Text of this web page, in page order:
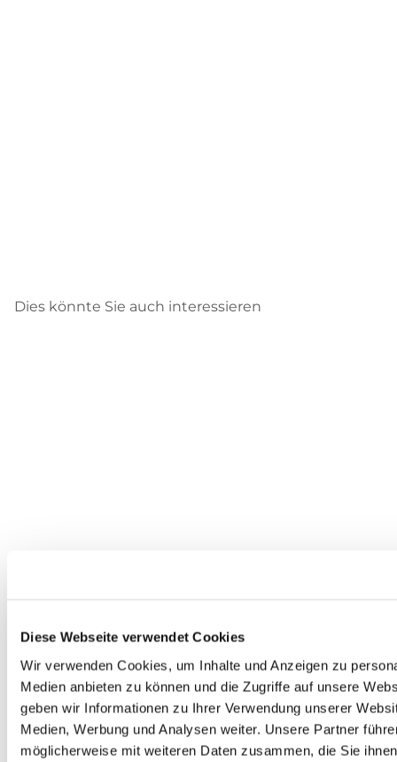
Diese Webseite verwendet Cookies
Wir verwenden Cookies, um Inhalte und Anzeigen zu
Medien anbieten zu können und die Zugriffe auf unsere
geben wir Informationen zu Ihrer Verwendung unserer
Medien, Werbung und Analysen weiter. Unsere Partner
möglicherweise mit weiteren Daten zusammen, die Sie
Dies könnte Sie auch interessieren